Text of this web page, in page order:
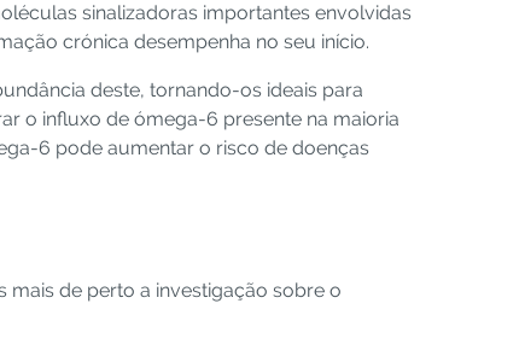
sinalizadoras importantes envolvidas
crónica desempenha no seu início.
deste, tornando-os ideais para
o influxo de ómega-6 presente na maioria
6 pode aumentar o risco de doenças
mais de perto a investigação sobre o